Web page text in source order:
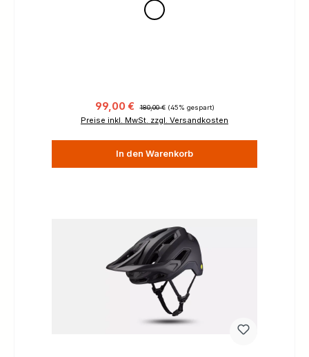
Verkaufspreis:
99,00 € 180,00 € (45% gespart)
Preise inkl. MwSt. zzgl. Versandkosten
In den Warenkorb